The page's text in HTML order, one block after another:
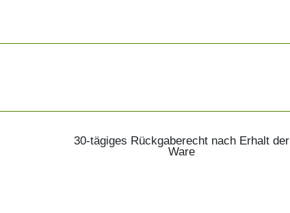
30-tägiges Rückgaberecht nach Erhalt der
Ware